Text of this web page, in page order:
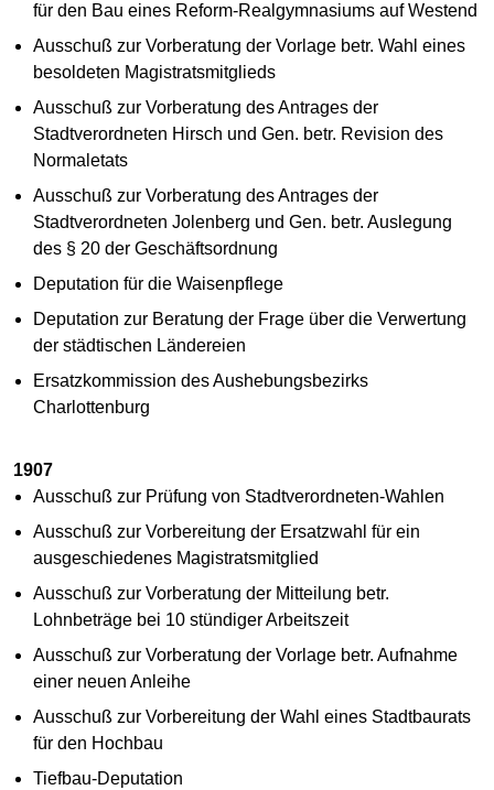
für den Bau eines Reform-Realgymnasiums auf Westend
Ausschuß zur Vorberatung der Vorlage betr. Wahl eines
besoldeten Magistratsmitglieds
Ausschuß zur Vorberatung des Antrages der
Stadtverordneten Hirsch und Gen. betr. Revision des
Normaletats
Ausschuß zur Vorberatung des Antrages der
Stadtverordneten Jolenberg und Gen. betr. Auslegung
des § 20 der Geschäftsordnung
Deputation für die Waisenpflege
Deputation zur Beratung der Frage über die Verwertung
der städtischen Ländereien
Ersatzkommission des Aushebungsbezirks
Charlottenburg
1907
Ausschuß zur Prüfung von Stadtverordneten-Wahlen
Ausschuß zur Vorbereitung der Ersatzwahl für ein
ausgeschiedenes Magistratsmitglied
Ausschuß zur Vorberatung der Mitteilung betr.
Lohnbeträge bei 10 stündiger Arbeitszeit
Ausschuß zur Vorberatung der Vorlage betr. Aufnahme
einer neuen Anleihe
Ausschuß zur Vorbereitung der Wahl eines Stadtbaurats
für den Hochbau
Tiefbau-Deputation